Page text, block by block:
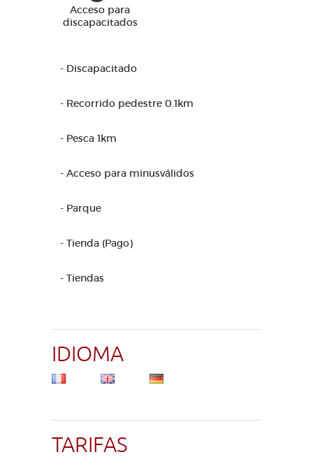
Acceso para
discapacitados
- Discapacitado
- Recorrido pedestre 0.1km
- Pesca 1km
- Acceso para minusválidos
- Parque
- Tienda (Pago)
- Tiendas
IDIOMA
TARIFAS